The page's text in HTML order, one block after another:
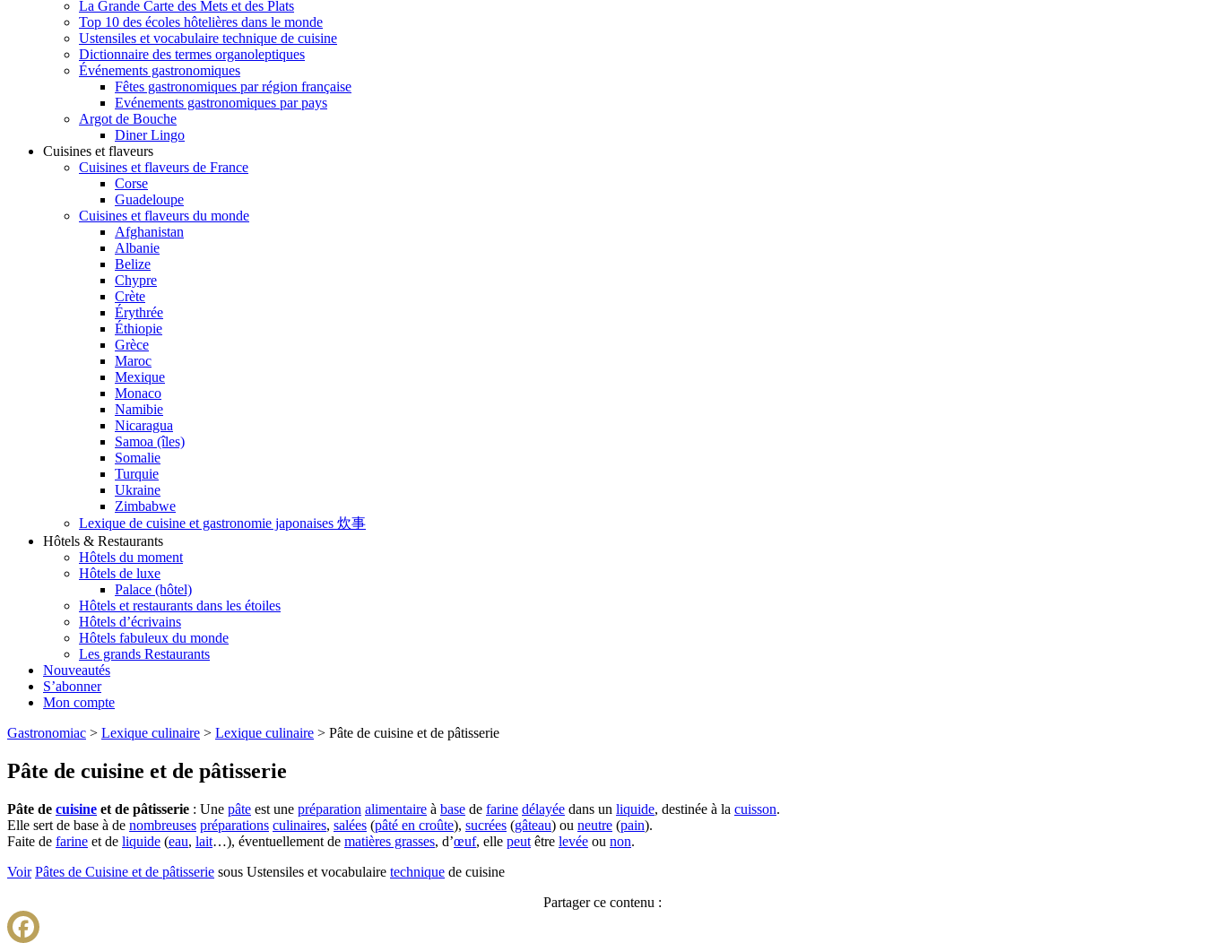
La Grande Carte des Mets et des Plats
Top 10 des écoles hôtelières dans le monde
Ustensiles et vocabulaire technique de cuisine
Dictionnaire des termes organoleptiques
Événements gastronomiques
Fêtes gastronomiques par région française
Evénements gastronomiques par pays
Argot de Bouche
Diner Lingo
Cuisines et flaveurs
Cuisines et flaveurs de France
Corse
Guadeloupe
Cuisines et flaveurs du monde
Afghanistan
Albanie
Belize
Chypre
Crète
Érythrée
Éthiopie
Grèce
Maroc
Mexique
Monaco
Namibie
Nicaragua
Samoa (îles)
Somalie
Turquie
Ukraine
Zimbabwe
Lexique de cuisine et gastronomie japonaises 炊事
Hôtels & Restaurants
Hôtels du moment
Hôtels de luxe
Palace (hôtel)
Hôtels et restaurants dans les étoiles
Hôtels d’écrivains
Hôtels fabuleux du monde
Les grands Restaurants
Nouveautés
S’abonner
Mon compte
Gastronomiac > Lexique culinaire > Lexique culinaire > Pâte de cuisine et de pâtisserie
Pâte de cuisine et de pâtisserie
Pâte de cuisine et de pâtisserie : Une pâte est une préparation alimentaire à base de farine délayée dans un liquide, destinée à la cuisson.
Elle sert de base à de nombreuses préparations culinaires, salées (pâté en croûte), sucrées (gâteau) ou neutre (pain).
Faite de farine et de liquide (eau, lait…), éventuellement de matières grasses, d’œuf, elle peut être levée ou non.
Voir Pâtes de Cuisine et de pâtisserie sous Ustensiles et vocabulaire technique de cuisine
Partager ce contenu :